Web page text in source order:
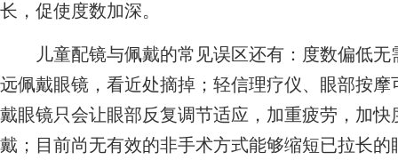
长，促使度数加深。
儿童配镜与佩戴的常见误区还有：度数偏低无
远佩戴眼镜，看近处摘掉；轻信理疗仪、眼部按
戴眼镜只会让眼部反复调节适应，加重疲劳，加
戴；目前尚无有效的非手术方式能够缩短已拉长的